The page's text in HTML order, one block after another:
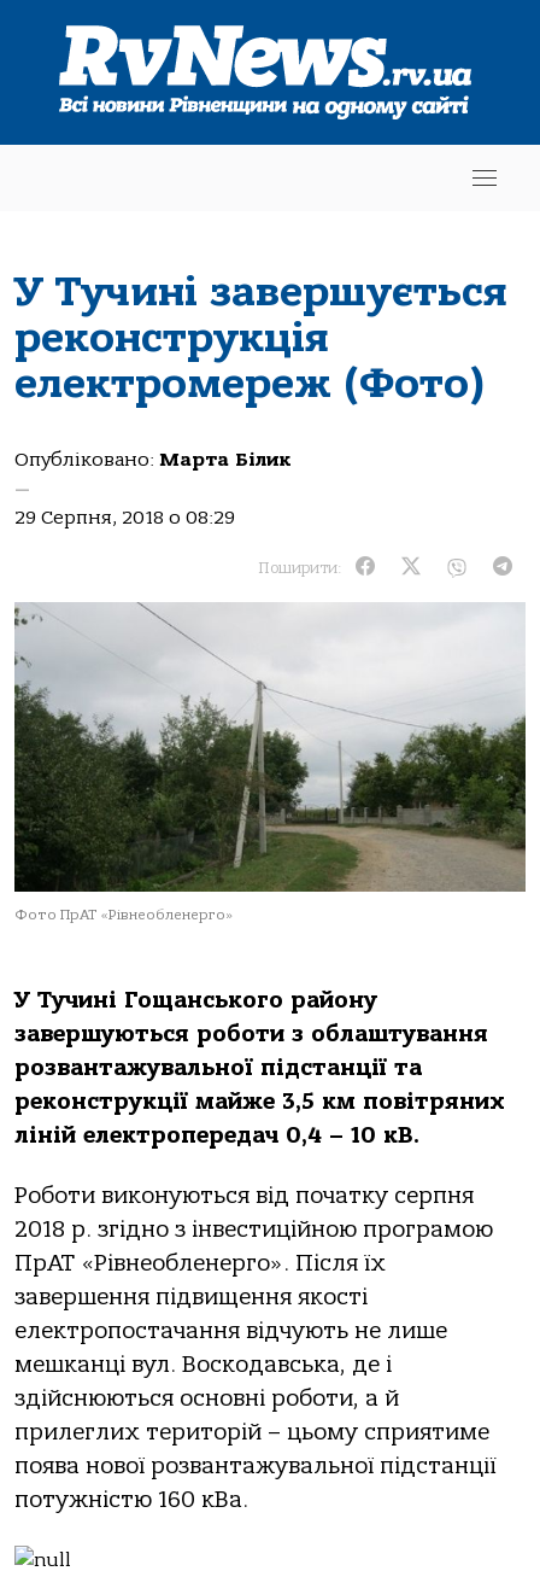
У Тучині завершується
реконструкція
електромереж (Фото)
Опубліковано: Марта Білик
—
29 Серпня, 2018 о 08:29
Поширити:
Фото ПрАТ «Рівнеобленерго»
У Тучині Гощанського району
завершуються роботи з облаштування
розвантажувальної підстанції та
реконструкції майже 3,5 км повітряних
ліній електропередач 0,4 – 10 кВ.
Роботи виконуються від початку серпня
2018 р. згідно з інвестиційною програмою
ПрАТ «Рівнеобленерго». Після їх
завершення підвищення якості
електропостачання відчують не лише
мешканці вул. Воскодавська, де і
здійснюються основні роботи, а й
прилеглих територій – цьому сприятиме
поява нової розвантажувальної підстанції
потужністю 160 кВа.